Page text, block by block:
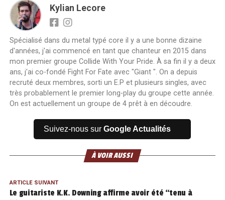
Kylian Lecore
Spécialisé dans du metal typé core il y a une bonne dizaine
d'années, j'ai commencé en tant que chanteur en 2015 dans
mon premier groupe Collide With Your Pride. À sa fin il y a deux
ans, j'ai co-fondé Fight For Fate avec "Giant ". On a depuis
recruté deux membres, sorti un E.P et plusieurs singles, avec
très probablement le premier long-play du groupe cette année.
On est actuellement un groupe de 4 prêt à en découdre.
Suivez-nous surGoogle Actualités
À VOIR AUSSI
ARTICLE SUIVANT
Le guitariste K.K. Downing affirme avoir été “tenu à